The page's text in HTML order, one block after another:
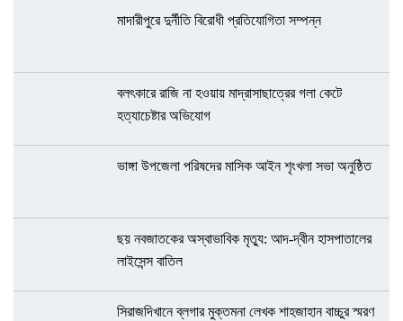
মাদারীপুরে দুর্নীতি বিরোধী প্রতিযোগিতা সম্পন্ন
বলৎকারে রাজি না হওয়ায় মাদ্রাসাছাত্রের গলা কেটে
হত্যাচেষ্টার অভিযোগ
ভাঙ্গা উপজেলা পরিষদের মাসিক আইন শৃংখলা সভা অনুষ্ঠিত
ছয় নবজাতকের অস্বাভাবিক মৃত্যু: আদ-দ্বীন হাসপাতালের
লাইসেন্স বাতিল
সিরাজদিখানে ব্লগার মুক্তমনা লেখক শাহজাহান বাচ্চুর স্মরণ